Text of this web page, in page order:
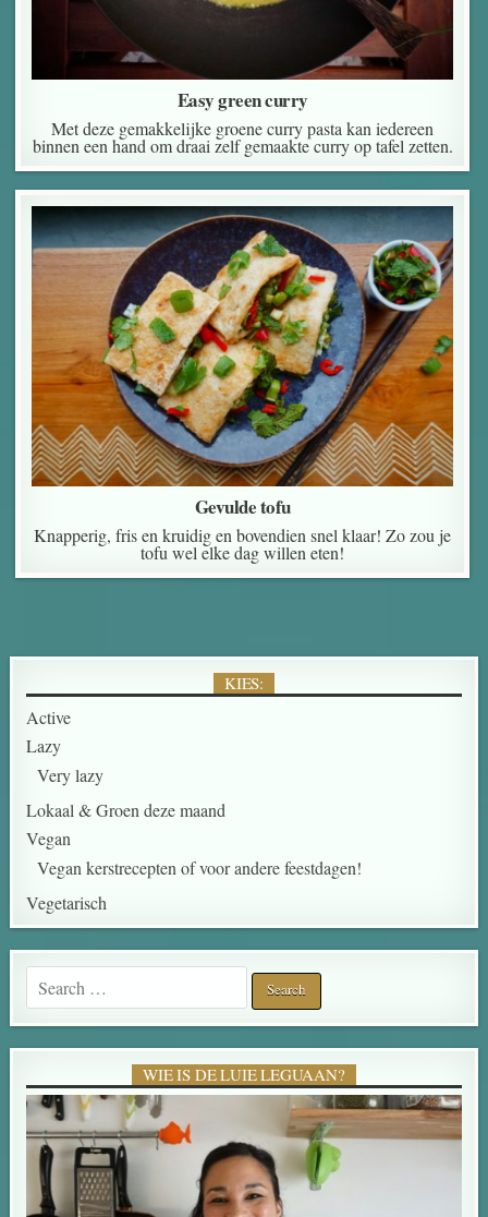
Easy green curry
Met deze gemakkelijke groene curry pasta kan iedereen
binnen een hand om draai zelf gemaakte curry op tafel zetten.
Gevulde tofu
Knapperig, fris en kruidig en bovendien snel klaar! Zo zou je
tofu wel elke dag willen eten!
KIES:
Active
Lazy
Very lazy
Lokaal & Groen deze maand
Vegan
Vegan kerstrecepten of voor andere feestdagen!
Vegetarisch
Search for:
WIE IS DE LUIE LEGUAAN?